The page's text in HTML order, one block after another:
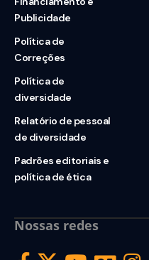
Publicidade
Política de
Correções
Política de
diversidade
Relatório de pessoal
de diversidade
Padrões editoriais e
política de ética
Nossas redes